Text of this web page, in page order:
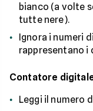
bianco (a volte
tutte nere).
Ignora i numeri
rappresentano i
Contatore
Leggi il numero